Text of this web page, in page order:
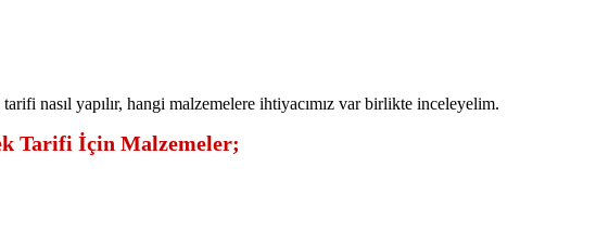
nasıl yapılır, hangi malzemelere ihtiyacımız var birlikte inceleyelim.
Tarifi İçin Malzemeler;